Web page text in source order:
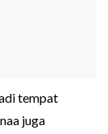
tempat
juga